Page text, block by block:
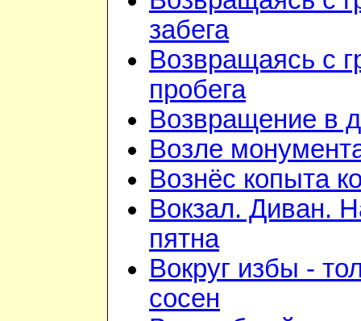
забега
Возвращаясь с
пробега
Возвращение в
Возле
Вознёс копыта
Вокзал. Диван.
пятна
Вокруг избы -
сосен